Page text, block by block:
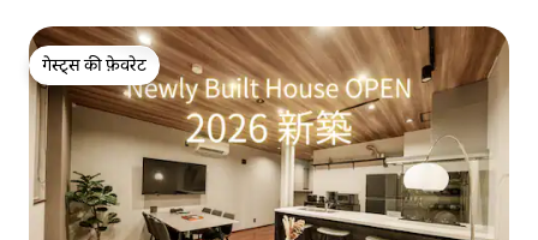
गेस्ट्स की फ़ेवरेट
गेस्ट्स की फ़ेवरेट